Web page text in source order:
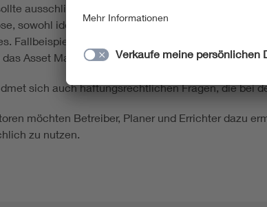
ausschließlich kontrolliert erfolgen. Daher
sowohl idealerweise in Echtzeit (on-line) als
Fallbeispiele veranschaulichen die praktische
Asset Management und die Systemführung
sich auch haftungsrechtlichen Fragen, die bei
möchten Betreiber, Planer und Errichter dazu
zu nutzen.